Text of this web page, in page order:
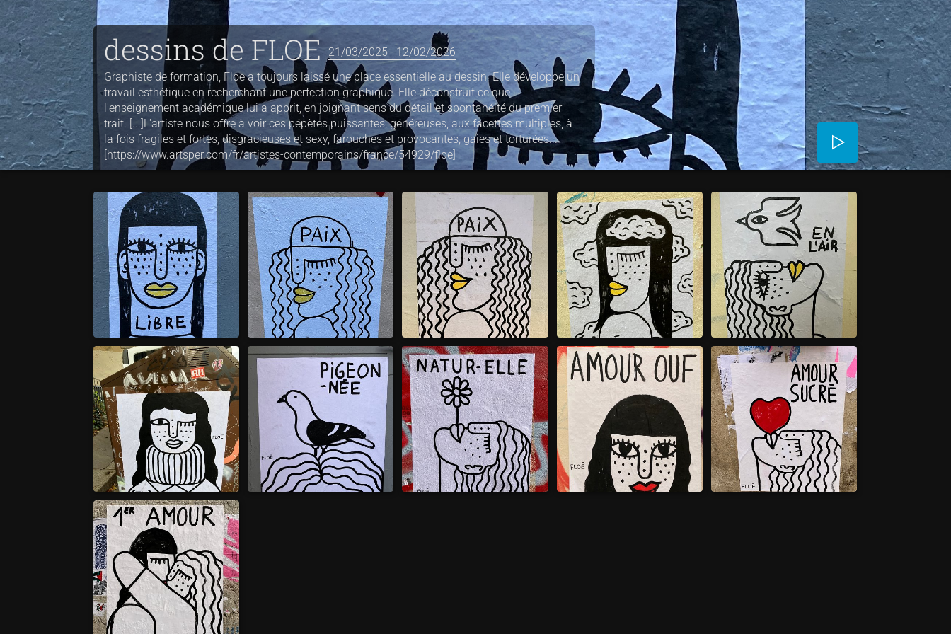
dessins de FLOE21/03/2025—12/02/2026
Graphiste de formation, Floe a toujours laissé une place essentielle au dessin. Elle développe un
travail esthétique en recherchant une perfection graphique. Elle déconstruit ce que
l'enseignement académique lui a apprit, en joignant sens du détail et spontanéité du premier
trait. [...]L'artiste nous offre à voir ces pépètes puissantes, généreuses, aux facettes multiples, à
la fois fragiles et fortes, disgracieuses et sexy, farouches et provocantes, gaies et torturées...
[https://www.artsper.com/fr/artistes-contemporains/france/54929/floe]